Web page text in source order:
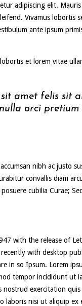
adipiscing elit.
Vivamus lobortis
ante ipsum
et lorem vitae
amet felis sit
orci pretium
nibh ac justo
convallis diam
cubilia Curae;
with the release of
with desktop
in so Ipsum. Lorem
tempor incididunt ut
nostrud exercitation
laboris nisi ut aliquip ex